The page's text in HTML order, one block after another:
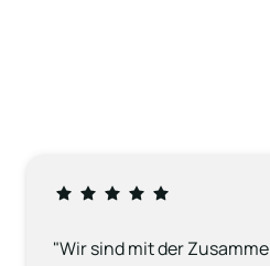
"Wir sind mit der